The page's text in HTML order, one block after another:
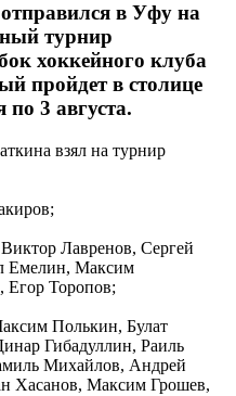
в Уфу на
турнир
хоккейного клуба
пройдет в столице
3 августа.
взял на турнир
Лавренов, Сергей
Емелин, Максим
Егор Торопов;
Полькин, Булат
Гибадуллин, Раиль
Михайлов, Андрей
Хасанов, Максим Грошев,